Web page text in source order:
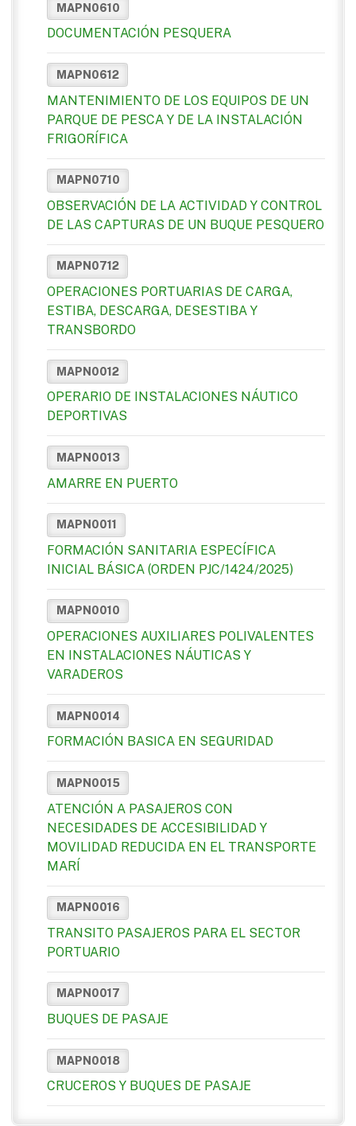
MAPN0610
DOCUMENTACIÓN PESQUERA
MAPN0612
MANTENIMIENTO DE LOS EQUIPOS DE UN
PARQUE DE PESCA Y DE LA INSTALACIÓN
FRIGORÍFICA
MAPN0710
OBSERVACIÓN DE LA ACTIVIDAD Y CONTROL
DE LAS CAPTURAS DE UN BUQUE PESQUERO
MAPN0712
OPERACIONES PORTUARIAS DE CARGA,
ESTIBA, DESCARGA, DESESTIBA Y
TRANSBORDO
MAPN0012
OPERARIO DE INSTALACIONES NÁUTICO
DEPORTIVAS
MAPN0013
AMARRE EN PUERTO
MAPN0011
FORMACIÓN SANITARIA ESPECÍFICA
INICIAL BÁSICA (ORDEN PJC/1424/2025)
MAPN0010
OPERACIONES AUXILIARES POLIVALENTES
EN INSTALACIONES NÁUTICAS Y
VARADEROS
MAPN0014
FORMACIÓN BASICA EN SEGURIDAD
MAPN0015
ATENCIÓN A PASAJEROS CON
NECESIDADES DE ACCESIBILIDAD Y
MOVILIDAD REDUCIDA EN EL TRANSPORTE
MARÍ
MAPN0016
TRANSITO PASAJEROS PARA EL SECTOR
PORTUARIO
MAPN0017
BUQUES DE PASAJE
MAPN0018
CRUCEROS Y BUQUES DE PASAJE